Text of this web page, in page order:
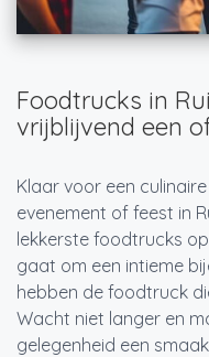
Foodtrucks in
vrijblijvend een
Klaar voor een
evenement of feest in
lekkerste foodtrucks
gaat om een intieme
hebben de foodtruck
Wacht niet langer en
gelegenheid een